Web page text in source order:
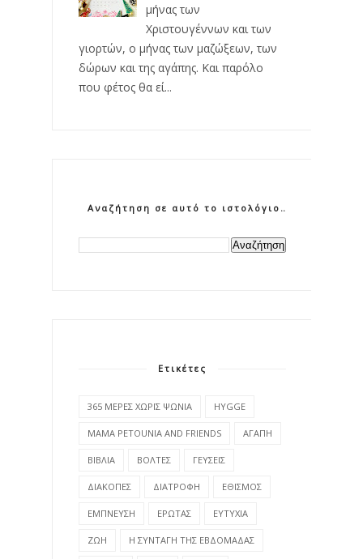
μήνας των
Χριστουγέννων και των
γιορτών, ο μήνας των μαζώξεων, των
δώρων και της αγάπης. Και παρόλο
που φέτος θα εί...
Αναζήτηση σε αυτό το ιστολόγιο
Ετικέτες
365 ΜΕΡΕΣ ΧΩΡΙΣ ΨΩΝΙΑ HYGGE
MAMA PETOUNIA AND FRIENDS ΑΓΑΠΗ
ΒΙΒΛΙΑ ΒΟΛΤΕΣ ΓΕΥΣΕΙΣ
ΔΙΑΚΟΠΕΣ ΔΙΑΤΡΟΦΗ ΕΘΙΣΜΟΣ
ΕΜΠΝΕΥΣΗ ΕΡΩΤΑΣ ΕΥΤΥΧΙΑ
ΖΩΗ Η ΣΥΝΤΑΓΗ ΤΗΣ ΕΒΔΟΜΑΔΑΣ